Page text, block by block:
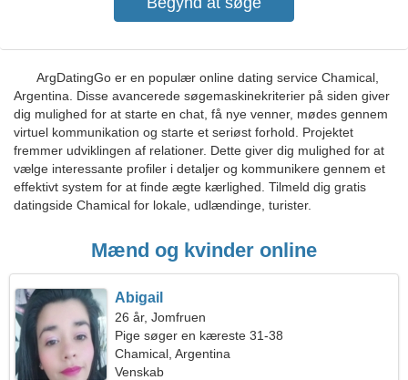
ArgDatingGo er en populær online dating service Chamical,
Argentina. Disse avancerede søgemaskinekriterier på siden giver
dig mulighed for at starte en chat, få nye venner, mødes gennem
virtuel kommunikation og starte et seriøst forhold. Projektet
fremmer udviklingen af relationer. Dette giver dig mulighed for at
vælge interessante profiler i detaljer og kommunikere gennem et
effektivt system for at finde ægte kærlighed. Tilmeld dig gratis
datingside Chamical for lokale, udlændinge, turister.
Mænd og kvinder online
Abigail
26 år, Jomfruen
Pige søger en kæreste 31-38
Chamical, Argentina
Venskab